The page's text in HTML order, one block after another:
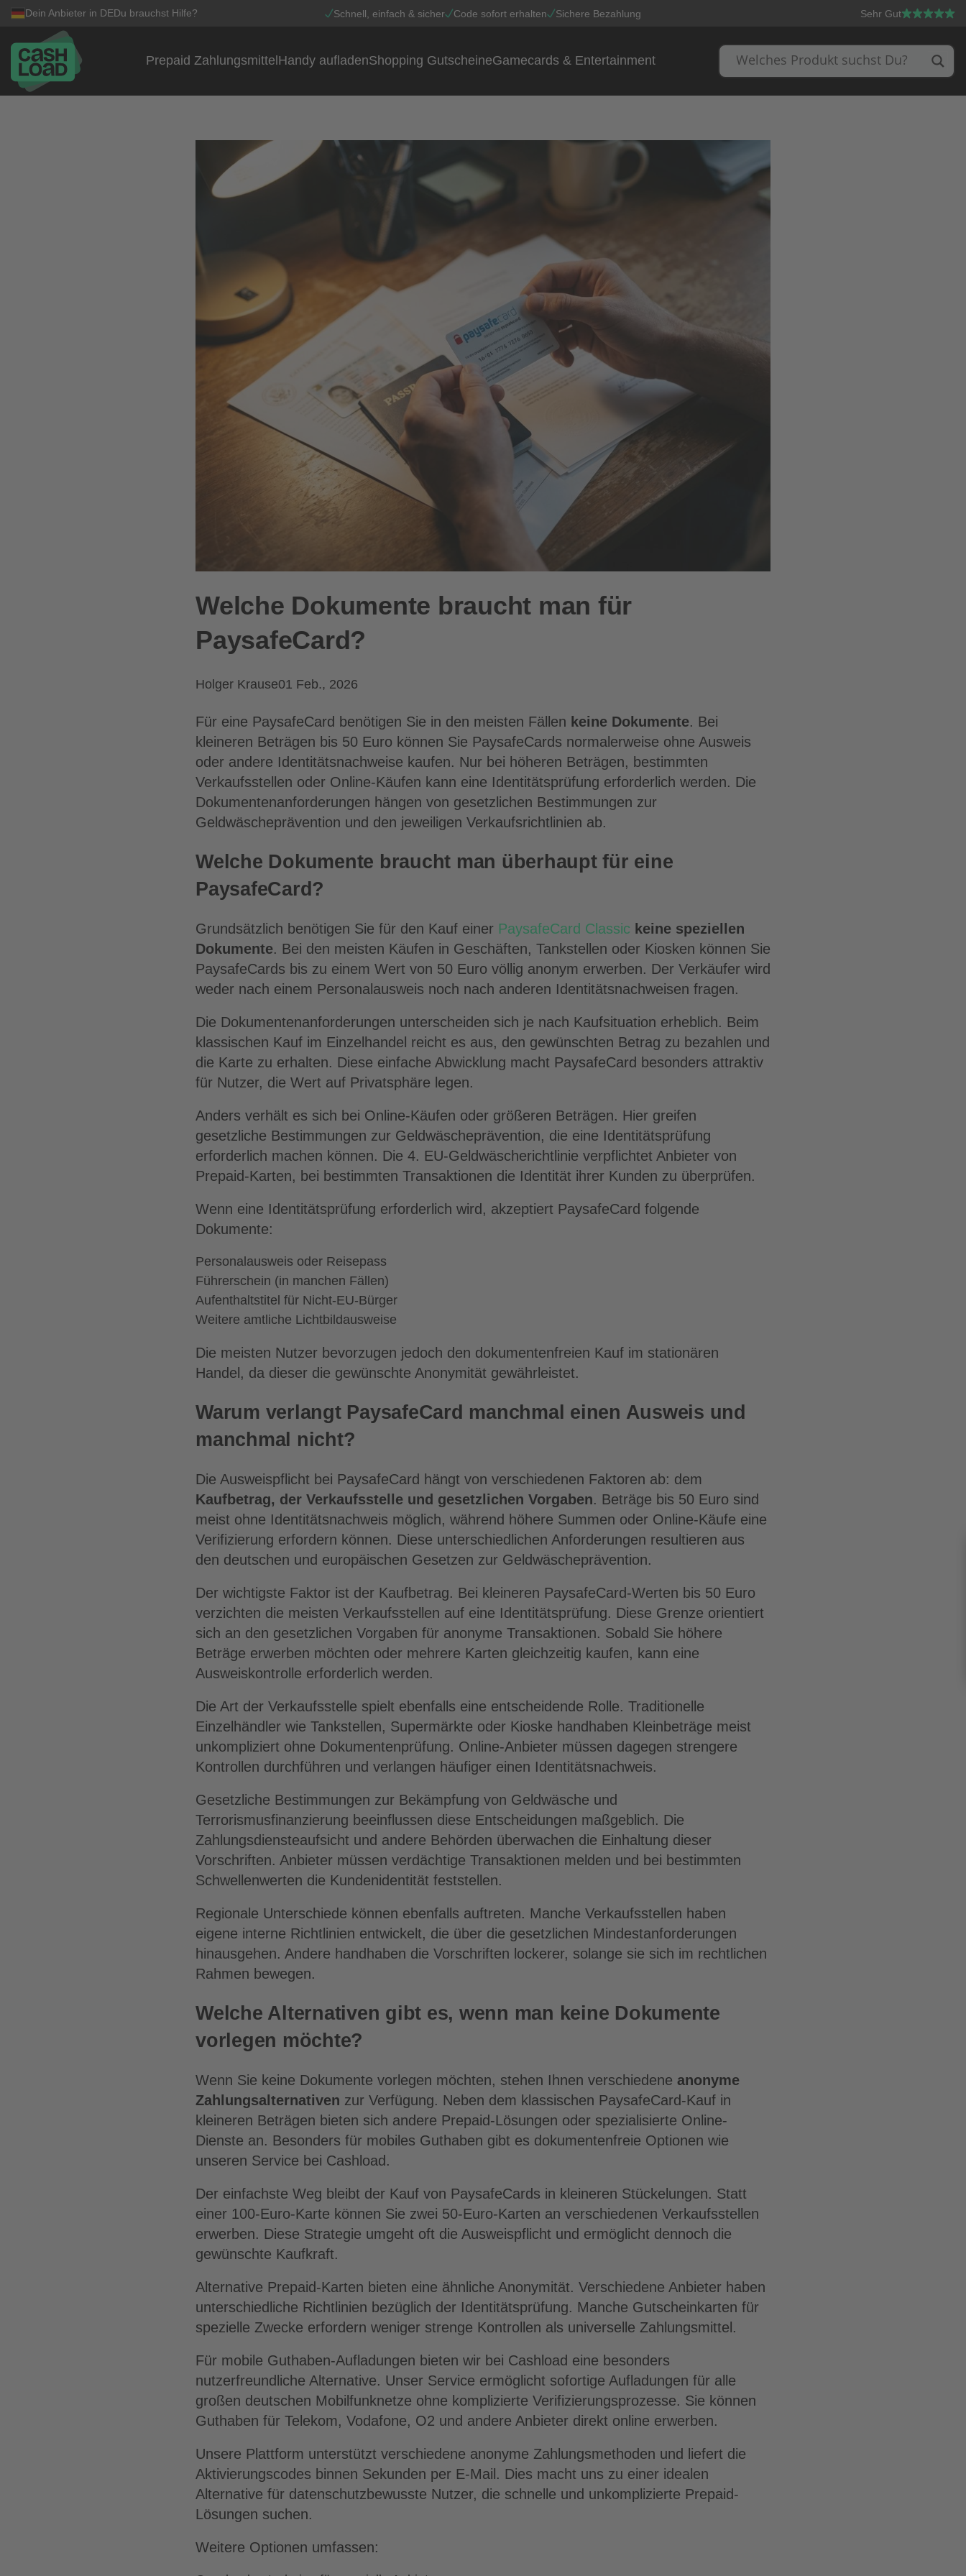
Zum Inhalt springen
Dein Anbieter in DEDu brauchst Hilfe? Schnell, einfach & sicher Code sofort erhalten Sichere Bezahlung Sehr Gut
Prepaid Zahlungsmittel Handy aufladenShopping GutscheineGamecards & Entertainment
Welche Dokumente braucht man für
PaysafeCard?
Posted
Holger Krause01 Feb., 2026
Für eine PaysafeCard benötigen Sie in den meisten Fällen keine Dokumente. Bei
kleineren Beträgen bis 50 Euro können Sie PaysafeCards normalerweise ohne Ausweis
oder andere Identitätsnachweise kaufen. Nur bei höheren Beträgen, bestimmten
Verkaufsstellen oder Online-Käufen kann eine Identitätsprüfung erforderlich werden. Die
Dokumentenanforderungen hängen von gesetzlichen Bestimmungen zur
Geldwäscheprävention und den jeweiligen Verkaufsrichtlinien ab.
Welche Dokumente braucht man überhaupt für eine
PaysafeCard?
Grundsätzlich benötigen Sie für den Kauf einer PaysafeCard Classic keine speziellen
Dokumente. Bei den meisten Käufen in Geschäften, Tankstellen oder Kiosken können Sie
PaysafeCards bis zu einem Wert von 50 Euro völlig anonym erwerben. Der Verkäufer wird
weder nach einem Personalausweis noch nach anderen Identitätsnachweisen fragen.
Die Dokumentenanforderungen unterscheiden sich je nach Kaufsituation erheblich. Beim
klassischen Kauf im Einzelhandel reicht es aus, den gewünschten Betrag zu bezahlen und
die Karte zu erhalten. Diese einfache Abwicklung macht PaysafeCard besonders attraktiv
für Nutzer, die Wert auf Privatsphäre legen.
Anders verhält es sich bei Online-Käufen oder größeren Beträgen. Hier greifen
gesetzliche Bestimmungen zur Geldwäscheprävention, die eine Identitätsprüfung
erforderlich machen können. Die 4. EU-Geldwäscherichtlinie verpflichtet Anbieter von
Prepaid-Karten, bei bestimmten Transaktionen die Identität ihrer Kunden zu überprüfen.
Wenn eine Identitätsprüfung erforderlich wird, akzeptiert PaysafeCard folgende
Dokumente:
Personalausweis oder Reisepass
Führerschein (in manchen Fällen)
Aufenthaltstitel für Nicht-EU-Bürger
Weitere amtliche Lichtbildausweise
Die meisten Nutzer bevorzugen jedoch den dokumentenfreien Kauf im stationären
Handel, da dieser die gewünschte Anonymität gewährleistet.
Warum verlangt PaysafeCard manchmal einen Ausweis und
manchmal nicht?
Die Ausweispflicht bei PaysafeCard hängt von verschiedenen Faktoren ab: dem
Kaufbetrag, der Verkaufsstelle und gesetzlichen Vorgaben. Beträge bis 50 Euro sind
meist ohne Identitätsnachweis möglich, während höhere Summen oder Online-Käufe eine
Verifizierung erfordern können. Diese unterschiedlichen Anforderungen resultieren aus
den deutschen und europäischen Gesetzen zur Geldwäscheprävention.
Der wichtigste Faktor ist der Kaufbetrag. Bei kleineren PaysafeCard-Werten bis 50 Euro
verzichten die meisten Verkaufsstellen auf eine Identitätsprüfung. Diese Grenze orientiert
sich an den gesetzlichen Vorgaben für anonyme Transaktionen. Sobald Sie höhere
Beträge erwerben möchten oder mehrere Karten gleichzeitig kaufen, kann eine
Ausweiskontrolle erforderlich werden.
Die Art der Verkaufsstelle spielt ebenfalls eine entscheidende Rolle. Traditionelle
Einzelhändler wie Tankstellen, Supermärkte oder Kioske handhaben Kleinbeträge meist
unkompliziert ohne Dokumentenprüfung. Online-Anbieter müssen dagegen strengere
Kontrollen durchführen und verlangen häufiger einen Identitätsnachweis.
Gesetzliche Bestimmungen zur Bekämpfung von Geldwäsche und
Terrorismusfinanzierung beeinflussen diese Entscheidungen maßgeblich. Die
Zahlungsdiensteaufsicht und andere Behörden überwachen die Einhaltung dieser
Vorschriften. Anbieter müssen verdächtige Transaktionen melden und bei bestimmten
Schwellenwerten die Kundenidentität feststellen.
Regionale Unterschiede können ebenfalls auftreten. Manche Verkaufsstellen haben
eigene interne Richtlinien entwickelt, die über die gesetzlichen Mindestanforderungen
hinausgehen. Andere handhaben die Vorschriften lockerer, solange sie sich im rechtlichen
Rahmen bewegen.
Welche Alternativen gibt es, wenn man keine Dokumente
vorlegen möchte?
Wenn Sie keine Dokumente vorlegen möchten, stehen Ihnen verschiedene anonyme
Zahlungsalternativen zur Verfügung. Neben dem klassischen PaysafeCard-Kauf in
kleineren Beträgen bieten sich andere Prepaid-Lösungen oder spezialisierte Online-
Dienste an. Besonders für mobiles Guthaben gibt es dokumentenfreie Optionen wie
unseren Service bei Cashload.
Der einfachste Weg bleibt der Kauf von PaysafeCards in kleineren Stückelungen. Statt
einer 100-Euro-Karte können Sie zwei 50-Euro-Karten an verschiedenen Verkaufsstellen
erwerben. Diese Strategie umgeht oft die Ausweispflicht und ermöglicht dennoch die
gewünschte Kaufkraft.
Alternative Prepaid-Karten bieten eine ähnliche Anonymität. Verschiedene Anbieter haben
unterschiedliche Richtlinien bezüglich der Identitätsprüfung. Manche Gutscheinkarten für
spezielle Zwecke erfordern weniger strenge Kontrollen als universelle Zahlungsmittel.
Für mobile Guthaben-Aufladungen bieten wir bei Cashload eine besonders
nutzerfreundliche Alternative. Unser Service ermöglicht sofortige Aufladungen für alle
großen deutschen Mobilfunknetze ohne komplizierte Verifizierungsprozesse. Sie können
Guthaben für Telekom, Vodafone, O2 und andere Anbieter direkt online erwerben.
Unsere Plattform unterstützt verschiedene anonyme Zahlungsmethoden und liefert die
Aktivierungscodes binnen Sekunden per E-Mail. Dies macht uns zu einer idealen
Alternative für datenschutzbewusste Nutzer, die schnelle und unkomplizierte Prepaid-
Lösungen suchen.
Weitere Optionen umfassen: